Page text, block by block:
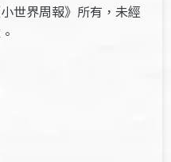
世界周報》所有，未經